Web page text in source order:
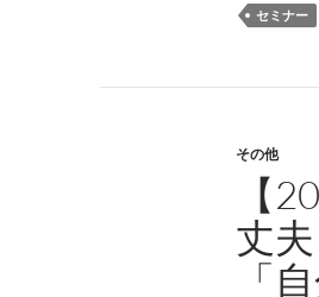
セミナー
その他
【
丈
「